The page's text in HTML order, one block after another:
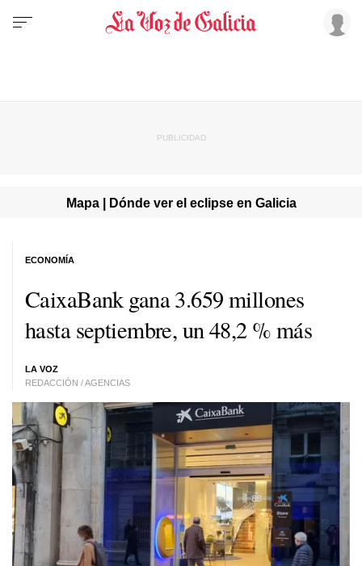
Mapa | Dónde ver el eclipse en Galicia
CaixaBank gana 3.659 millones
hasta septiembre, un 48,2 % más
LA VOZ
REDACCIÓN / AGENCIAS
ECONOMÍA